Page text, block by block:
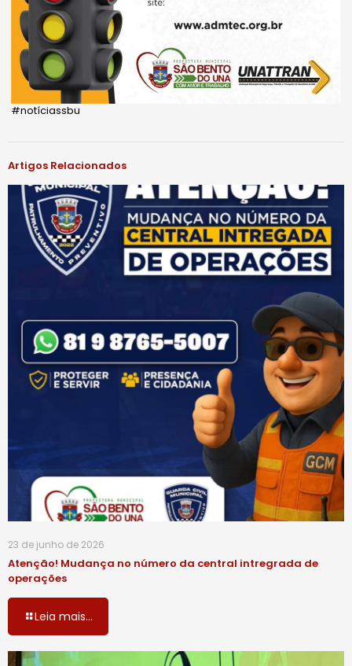
#notíciassbu
Artigos Relacionados
23 de junho de 2026
Atenção! Mudança no número da central intregrada de
operações
Leia mais...